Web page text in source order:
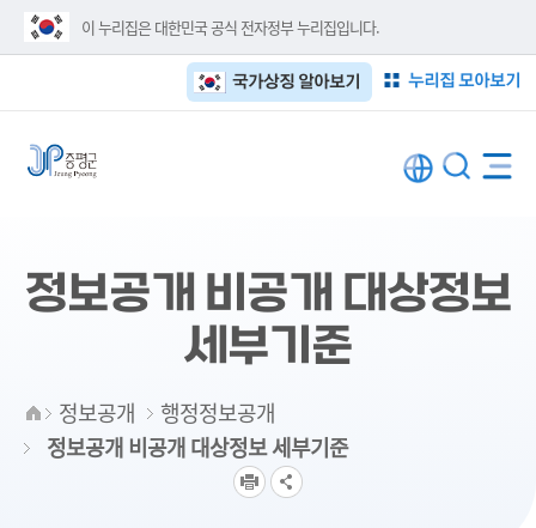
이 누리집은 대한민국 공식 전자정부 누리집입니다.
누리집 모아보기
국가상징 알아보기
정보공개 비공개 대상정보
세부기준
정보공개
행정정보공개
정보공개 비공개 대상정보 세부기준